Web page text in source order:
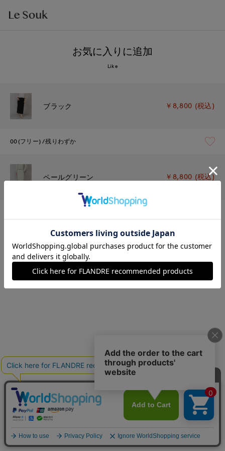
お気に入りに追加
Like
ブラック ￥8,800 (税込)
00(フリー) 残りわずか
ペールグリーン ￥8,800 (税込)